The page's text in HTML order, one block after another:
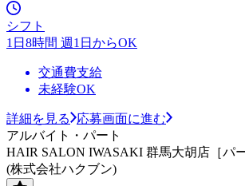
シフト
1日8時間 週1日からOK
交通費支給
未経験OK
詳細を見る
応募画面に進む
アルバイト・パート
HAIR SALON IWASAKI 群馬大胡店［パ
(株式会社ハクブン)